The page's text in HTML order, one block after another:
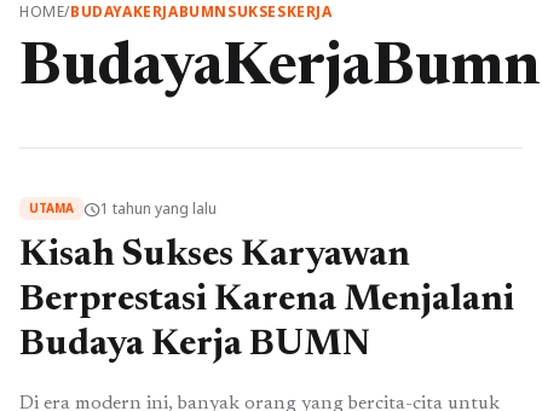
HOME/BUDAYAKERJABUMNSUKSESKERJA
UTAMA schedule1 tahun yang lalu
Kisah Sukses Karyawan
Berprestasi Karena Menjalani
Budaya Kerja BUMN
Di era modern ini, banyak orang yang bercita-cita untuk